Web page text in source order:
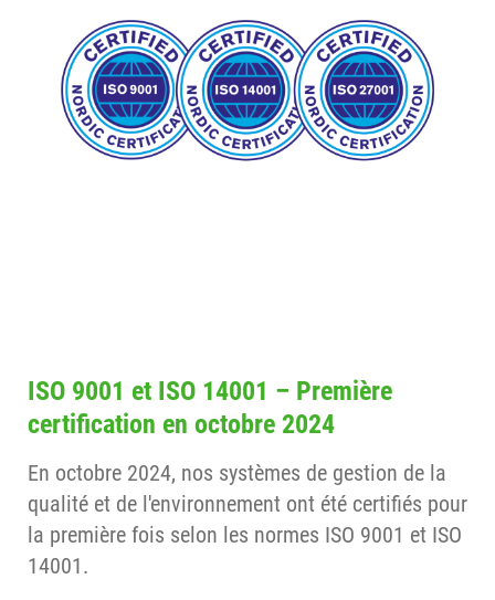
ISO 9001 et ISO 14001 – Première
certification en octobre 2024
En octobre 2024, nos systèmes de gestion de la
qualité et de l'environnement ont été certifiés pour
la première fois selon les normes ISO 9001 et ISO
14001.